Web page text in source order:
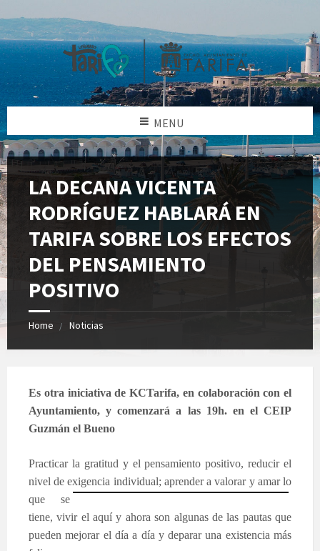
MENU
LA DECANA VICENTA
RODRÍGUEZ HABLARÁ EN
TARIFA SOBRE LOS EFECTOS
DEL PENSAMIENTO
POSITIVO
Home Noticias
Es otra iniciativa de KCTarifa, en colaboración con el
Ayuntamiento, y comenzará a las 19h. en el CEIP
Guzmán el Bueno
Practicar la gratitud y el pensamiento positivo, reducir el
nivel de exigencia individual; aprender avalorar y amar lo
que se
tiene, vivir el aquí y ahora son algunas de las pautas que
pueden mejorar el día a día y deparar una existencia más